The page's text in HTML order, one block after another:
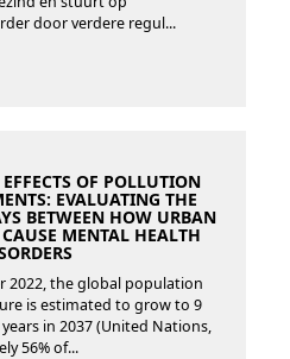
door verdere regul...
OF POLLUTION
EVALUATING THE
BETWEEN HOW URBAN
MENTAL HEALTH
2022, the global population
is estimated to grow to 9
in 2037 (United Nations,
56% of...